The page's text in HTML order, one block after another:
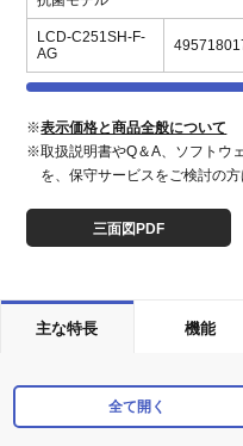
LCD-C251SH-F-
AG
※表示価格と商品全般について
※取扱説明書やQ＆A、ソフトウ
を、保守サービスをご検討の方
三面図PDF
主な特長 機能
全て開く